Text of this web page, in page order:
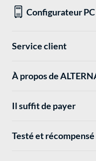
Configurateur PC
Service client
À propos de
Il suffit de payer
Testé et récompensé